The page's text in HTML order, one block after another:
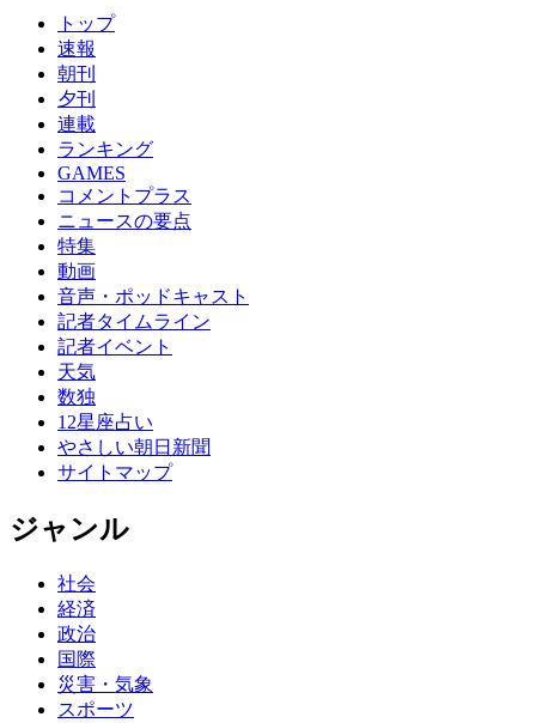
トップ
速報
朝刊
夕刊
連載
ランキング
GAMES
コメントプラス
ニュースの要点
特集
動画
音声・ポッドキャスト
記者タイムライン
記者イベント
天気
数独
12星座占い
やさしい朝日新聞
サイトマップ
ジャンル
社会
経済
政治
国際
災害・気象
スポーツ